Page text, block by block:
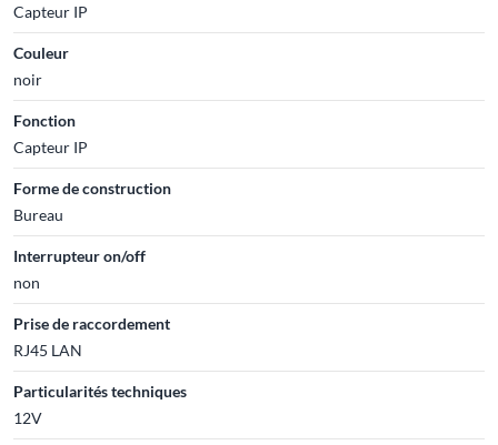
Capteur IP
Couleur
noir
Fonction
Capteur IP
Forme de construction
Bureau
Interrupteur on/off
non
Prise de raccordement
RJ45 LAN
Particularités techniques
12V